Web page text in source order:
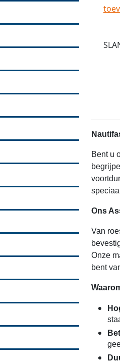
Bent u
Ons
Van
Onze
bent